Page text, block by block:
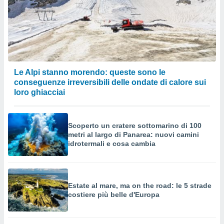
Le Alpi stanno morendo: queste sono le
conseguenze irreversibili delle ondate di calore sui
loro ghiacciai
Scoperto un cratere sottomarino di 100
metri al largo di Panarea: nuovi camini
idrotermali e cosa cambia
Estate al mare, ma on the road: le 5 strade
costiere più belle d'Europa